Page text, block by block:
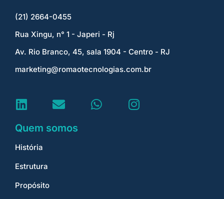
(21) 2664-0455
Rua Xingu, n° 1 - Japeri - Rj
Av. Rio Branco, 45, sala 1904 - Centro - RJ
marketing@romaotecnologias.com.br
Quem somos
História
Estrutura
Propósito